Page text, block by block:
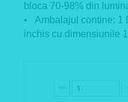
bloca 70-98% din
• Ambalajul contine: 1
inchis cu dimensiunile